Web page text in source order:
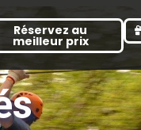
Réservez au
meilleur prix